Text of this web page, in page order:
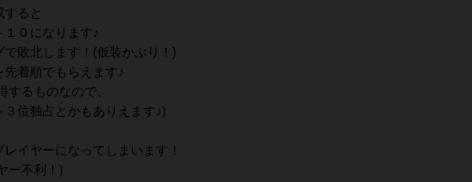
ると
０になります♪
で敗北します！(仮装かぶり！)
先着順でもらえます♪
するものなので、
３位独占とかもありえます♪)
イヤーになってしまいます！
ー不利！)